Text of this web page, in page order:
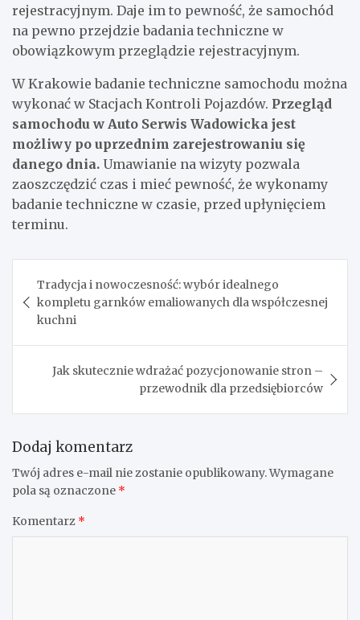
rejestracyjnym. Daje im to pewność, że samochód
na pewno przejdzie badania techniczne w
obowiązkowym przeglądzie rejestracyjnym.
W Krakowie badanie techniczne samochodu można
wykonać w Stacjach Kontroli Pojazdów. Przegląd
samochodu w Auto Serwis Wadowicka jest
możliwy po uprzednim zarejestrowaniu się
danego dnia. Umawianie na wizyty pozwala
zaoszczędzić czas i mieć pewność, że wykonamy
badanie techniczne w czasie, przed upłynięciem
terminu.
wpisu
Tradycja i nowoczesność: wybór idealnego
kompletu garnków emaliowanych dla współczesnej
kuchni
Jak skutecznie wdrażać pozycjonowanie stron –
przewodnik dla przedsiębiorców
Dodaj komentarz
Twój adres e-mail nie zostanie opublikowany.Wymagane
pola są oznaczone *
Komentarz *